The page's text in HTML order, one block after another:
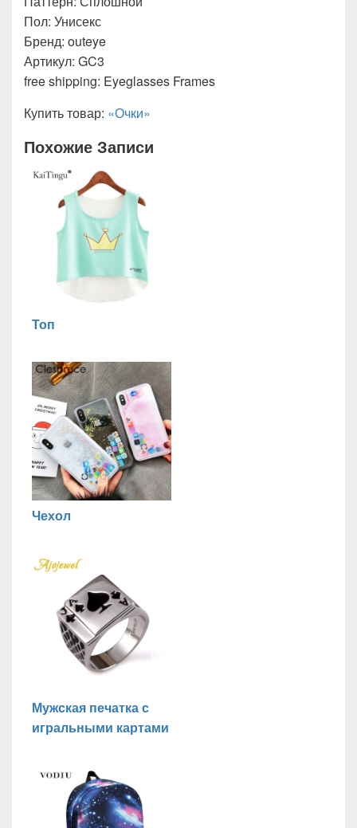
Пол: Унисекс
Бренд: outeye
Артикул: GC3
free shipping: Eyeglasses Frames
Купить товар: «Очки»
Похожие Записи
Топ
Чехол
Мужская печатка с
игральными картами